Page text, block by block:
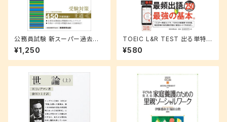
公務員試験 新スーパー過去問
ゼミ7 ミクロ経済学
¥1,250
TOEIC L&R TEST 出る単特急
銀のフレーズ
¥580